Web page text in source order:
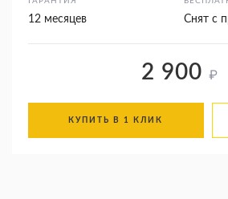
12 месяцев Снят с
2 900 ₽
КУПИТЬ В 1 КЛИК